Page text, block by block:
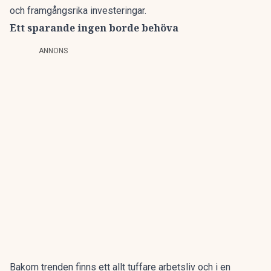
och framgångsrika investeringar.
Ett sparande ingen borde behöva
ANNONS
Bakom trenden finns ett allt tuffare arbetsliv och i en